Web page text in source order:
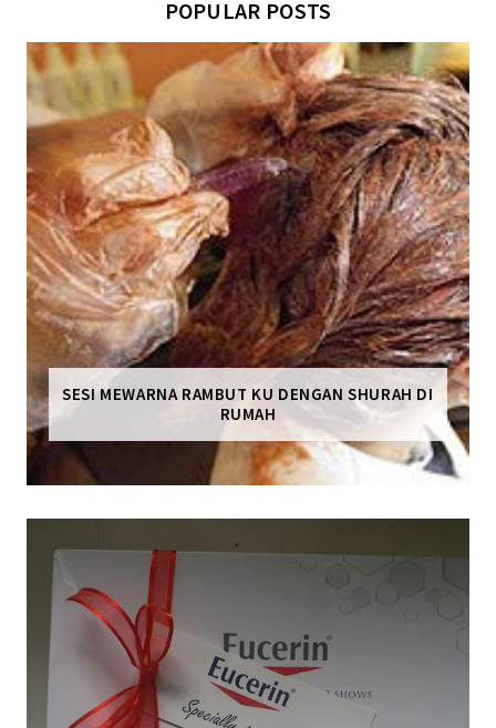
POPULAR POSTS
SESI MEWARNA RAMBUT KU DENGAN SHURAH DI
RUMAH